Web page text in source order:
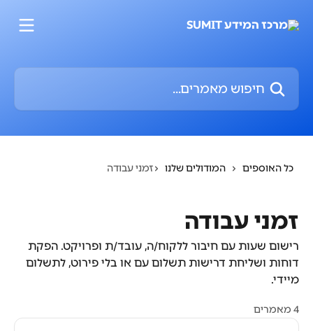
חיפוש מאמרים...
כל האוספים המודולים שלנו זמני עבודה
זמני עבודה
רישום שעות עם חיבור ללקוח/ה, עובד/ת ופרויקט. הפקת
דוחות ושליחת דרישות תשלום עם או בלי פירוט, לתשלום
מיידי.
4 מאמרים